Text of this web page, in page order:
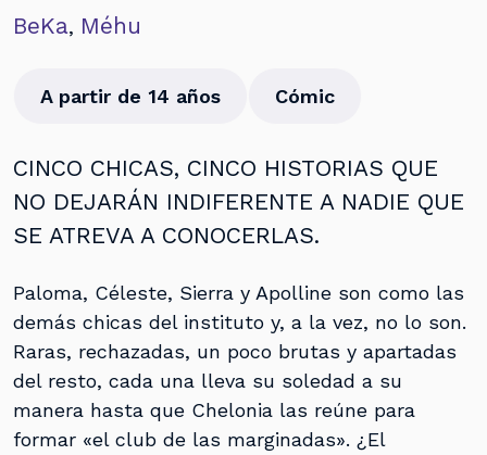
BeKa, Méhu
A partir de 14 años Cómic
CINCO CHICAS, CINCO HISTORIAS QUE
NO DEJARÁN INDIFERENTE A NADIE QUE
SE ATREVA A CONOCERLAS.
Paloma, Céleste, Sierra y Apolline son como las
demás chicas del instituto y, a la vez, no lo son.
Raras, rechazadas, un poco brutas y apartadas
del resto, cada una lleva su soledad a su
manera hasta que Chelonia las reúne para
formar «el club de las marginadas». ¿El